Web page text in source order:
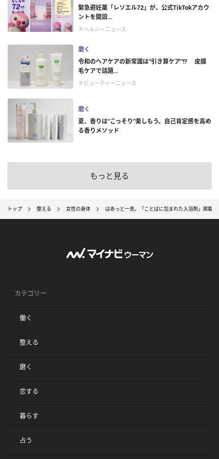
緊急避妊薬「レソエル72」が、公式TikTokアカウ
ントを開設...
＃ヘルシーニュース
磨く
令和のヘアケアの新常識は“引き算ケア”!? 皮膜
毛ケアで話題...
＃ビューティーニュース
磨く
夏、香りは“こっそり”楽しもう。自己肯定感を高め
る香りメソッド
もっと見る
トップ 整える 女性の身体 はあっと一息。「ことばに包まれた入浴剤」掲載
カテゴリー
働く
整える
磨く
恋する
暮らす
占う